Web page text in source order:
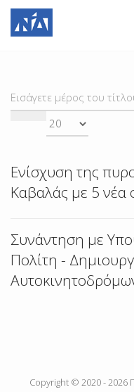
ΕΙΣΆΓΕΤΕ
ΜΈΡΟΣ
Ενίσχυση της
Καβαλάς με 5 νέα
Συνάντηση με
Πολίτη -
Copyright © 2020 - 2026